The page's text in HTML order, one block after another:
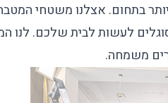
בתחום. אצלנו משטחי המטבח,
לעשות לבית שלכם. לנו
משמחה.